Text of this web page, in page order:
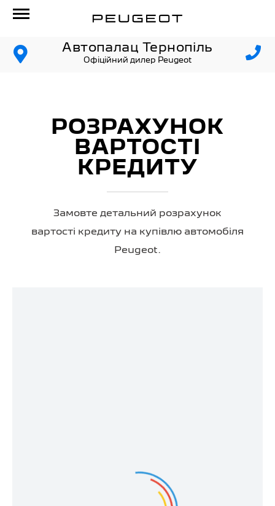
Автопалац Тернопіль
Офіційний дилер Peugeot
РОЗРАХУНОК
ВАРТОСТІ
КРЕДИТУ
Замовте детальний розрахунок
вартості кредиту на купівлю автомобіля
Peugeot.